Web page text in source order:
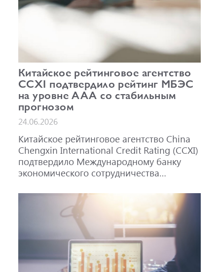
Китайское рейтинговое агентство
CCXI подтвердило рейтинг МБЭС
на уровне AAA со стабильным
прогнозом
24.06.2026
Китайское рейтинговое агентство China
Chengxin International Credit Rating (CCXI)
подтвердило Международному банку
экономического сотрудничества
прогнозом.